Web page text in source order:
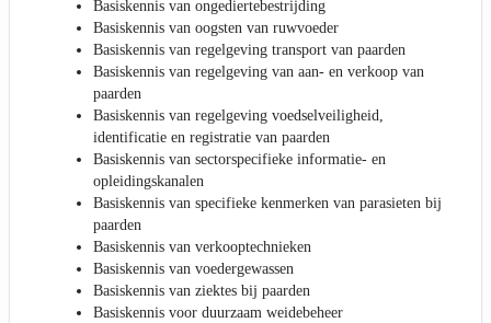
Basiskennis van ongediertebestrijding
Basiskennis van oogsten van ruwvoeder
Basiskennis van regelgeving transport van paarden
Basiskennis van regelgeving van aan- en verkoop van
paarden
Basiskennis van regelgeving voedselveiligheid,
identificatie en registratie van paarden
Basiskennis van sectorspecifieke informatie- en
opleidingskanalen
Basiskennis van specifieke kenmerken van parasieten bij
paarden
Basiskennis van verkooptechnieken
Basiskennis van voedergewassen
Basiskennis van ziektes bij paarden
Basiskennis voor duurzaam weidebeheer